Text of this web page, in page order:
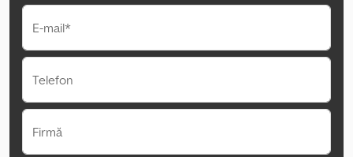
E-mail*
Telefon
Firmă